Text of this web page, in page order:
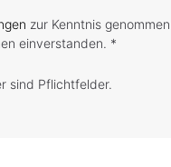
zur Kenntnis genommen
einverstanden. *
sind Pflichtfelder.